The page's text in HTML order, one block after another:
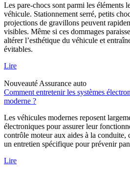
Les pare-chocs sont parmi les éléments
véhicule. Stationnement serré, petits
projections de gravillons peuvent
visibles. Même si ces dommages
altérer l’esthétique du véhicule et
évitables.
Lire
Nouveauté Assurance auto
Comment entretenir les systèmes
moderne ?
Les véhicules modernes reposent
électroniques pour assurer leur
contrôle moteur aux aides à la conduite,
un entretien spécifique pour prévenir
Lire